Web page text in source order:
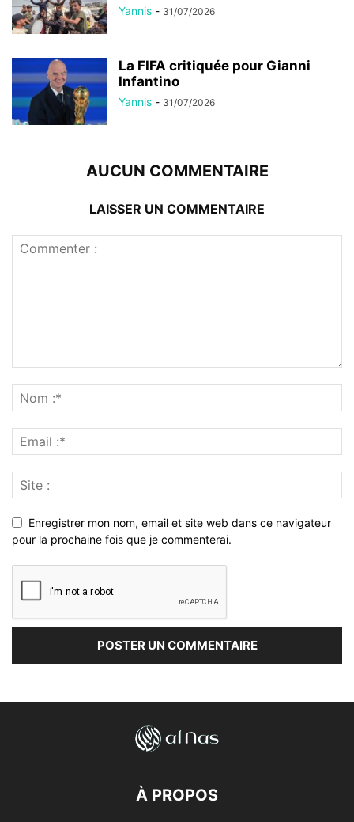
Yannis - 31/07/2026
La FIFA critiquée pour Gianni
Infantino
Yannis - 31/07/2026
AUCUN COMMENTAIRE
LAISSER UN COMMENTAIRE
Enregistrer mon nom, email et site web dans ce navigateur
pour la prochaine fois que je commenterai.
À PROPOS